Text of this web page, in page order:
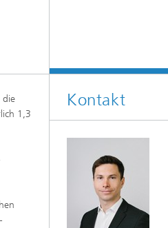
die
1,3
Kontakt